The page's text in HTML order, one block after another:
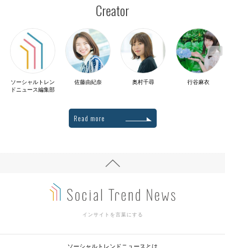
Creator
ソーシャルトレン
ドニュース編集部
佐藤由紀奈 奥村千尋 行谷麻衣
Read more
インサイトを言葉にする
ソーシャルトレンドニュースとは